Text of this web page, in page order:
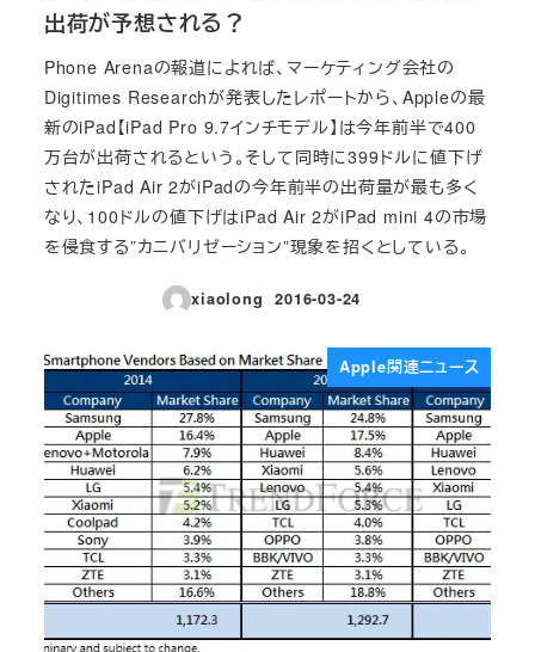
出荷が予想される？
Phone Arenaの報道によれば、マーケティング会社の
Digitimes Researchが発表したレポートから、Appleの最
新のiPad【iPad Pro 9.7インチモデル】は今年前半で400
万台が出荷されるという。そして同時に399ドルに値下げ
されたiPad Air 2がiPadの今年前半の出荷量が最も多く
なり、100ドルの値下げはiPad Air 2がiPad mini 4の市場
を侵食する”カニバリゼーション”現象を招くとしている。
xiaolong
投稿日
2016-03-24
Apple関連ニュース